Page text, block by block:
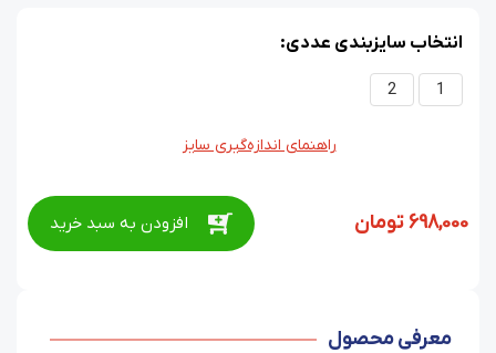
انتخاب سایزبندی عددی:
1
2
راهنمای اندازه‌گیری سایز
698,000تومان افزودن به سبد خرید
معرفی محصول